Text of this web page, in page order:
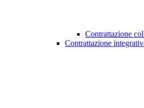
Contrattazione
Contrattazione